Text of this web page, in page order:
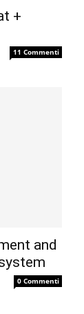
+
11 Commenti
and
0 Commenti